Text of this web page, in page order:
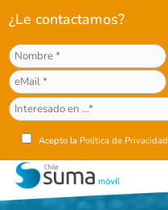
¿Le contactamos?
Acepto la Política de Privacidad